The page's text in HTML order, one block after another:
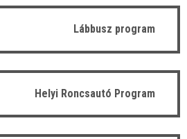
Lábbusz program
Helyi Roncsautó Program